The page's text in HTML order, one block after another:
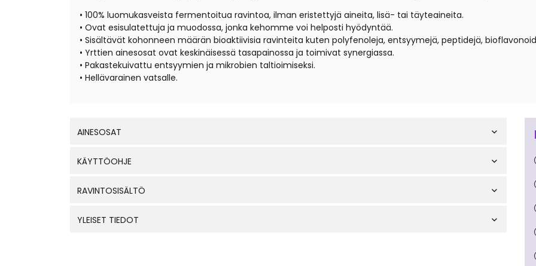
• 100% luomukasveista fermentoitua ravintoa, ilman eristettyjä aineita, lisä- tai täyteaineita.
• Ovat esisulatettuja ja muodossa, jonka kehomme voi helposti hyödyntää.
• Sisältävät kohonneen määrän bioaktiivisia ravinteita kuten polyfenoleja, entsyymejä, peptidejä,
• Yrttien ainesosat ovat keskinäisessä tasapainossa ja toimivat synergiassa.
• Pakastekuivattu entsyymien ja mikrobien taltioimiseksi.
• Hellävarainen vatsalle.
AINESOSAT
KÄYTTÖOHJE
RAVINTOSISÄLTÖ
YLEISET TIEDOT